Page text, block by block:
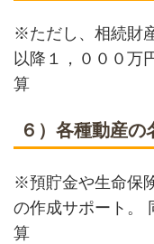
※ただし、相続財
以降１，０００万
算
６）各種動産
※預貯金や生命保
の作成サポート。
算